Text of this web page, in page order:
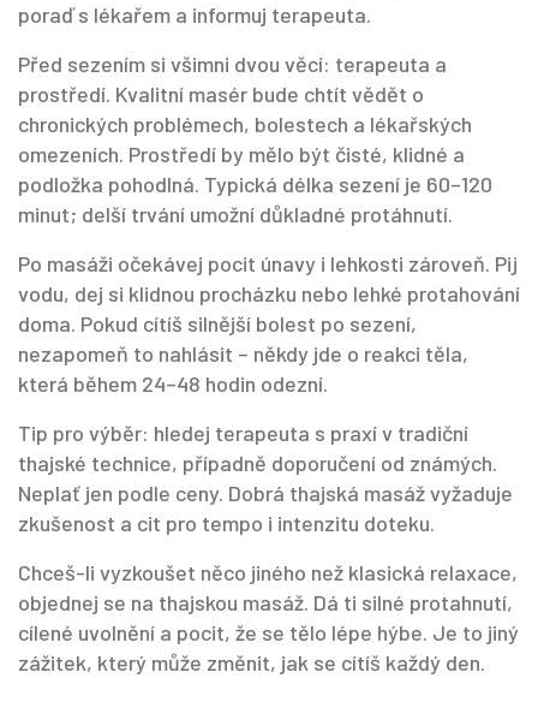
poraď s lékařem a informuj terapeuta.
Před sezením si všimni dvou věcí: terapeuta a
prostředí. Kvalitní masér bude chtít vědět o
chronických problémech, bolestech a lékařských
omezeních. Prostředí by mělo být čisté, klidné a
podložka pohodlná. Typická délka sezení je 60–120
minut; delší trvání umožní důkladné protáhnutí.
Po masáži očekávej pocit únavy i lehkosti zároveň. Pij
vodu, dej si klidnou procházku nebo lehké protahování
doma. Pokud cítíš silnější bolest po sezení,
nezapomeň to nahlásit – někdy jde o reakci těla,
která během 24–48 hodin odezní.
Tip pro výběr: hledej terapeuta s praxí v tradiční
thajské technice, případně doporučení od známých.
Neplať jen podle ceny. Dobrá thajská masáž vyžaduje
zkušenost a cit pro tempo i intenzitu doteku.
Chceš-li vyzkoušet něco jiného než klasická relaxace,
objednej se na thajskou masáž. Dá ti silné protahnutí,
cílené uvolnění a pocit, že se tělo lépe hýbe. Je to jiný
zážitek, který může změnit, jak se cítíš každý den.